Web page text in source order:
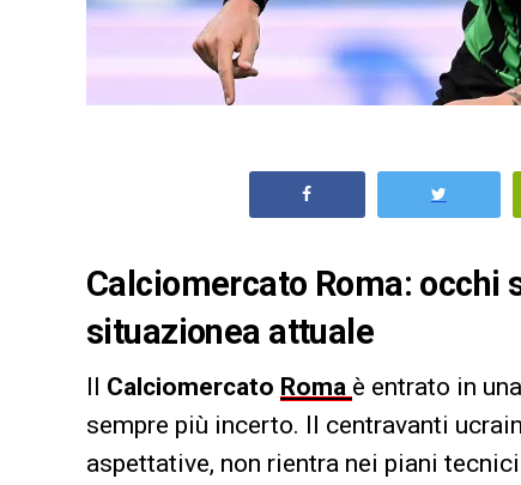
Calciomercato Roma: occhi
situazionea attuale
Il Calciomercato Roma è entrato in
sempre più incerto. Il centravanti
aspettative, non rientra nei piani